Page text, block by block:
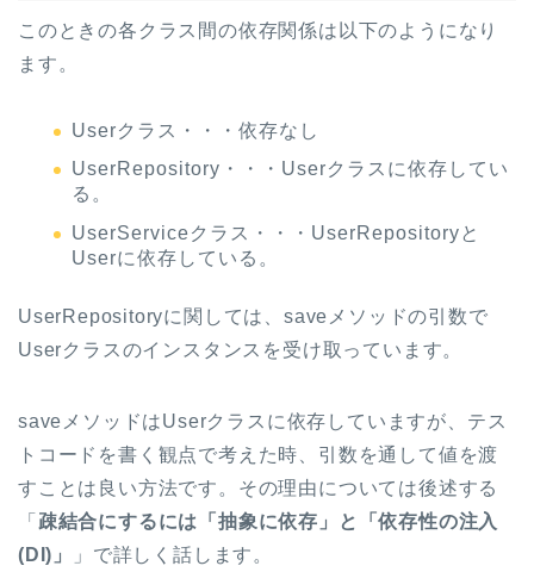
このときの各クラス間の依存関係は以下のようになり
ます。
Userクラス・・・依存なし
UserRepository・・・Userクラスに依存してい
る。
UserServiceクラス・・・UserRepositoryと
Userに依存している。
UserRepositoryに関しては、saveメソッドの引数で
Userクラスのインスタンスを受け取っています。
saveメソッドはUserクラスに依存していますが、テス
トコードを書く観点で考えた時、引数を通して値を渡
すことは良い方法です。その理由については後述する
「 疎結合にするには「抽象に依存」と「依存性の注入
(DI)」
」で詳しく話します。